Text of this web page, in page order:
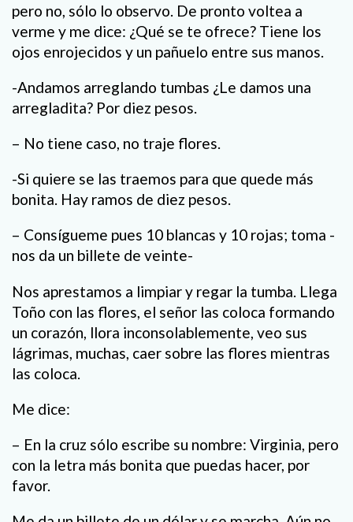
pero no, sólo lo observo. De pronto voltea a
verme y me dice: ¿Qué se te ofrece? Tiene los
ojos enrojecidos y un pañuelo entre sus manos.
-Andamos arreglando tumbas ¿Le damos una
arregladita? Por diez pesos.
– No tiene caso, no traje flores.
-Si quiere se las traemos para que quede más
bonita. Hay ramos de diez pesos.
– Consígueme pues 10 blancas y 10 rojas; toma -
nos da un billete de veinte-
Nos aprestamos a limpiar y regar la tumba. Llega
Toño con las flores, el señor las coloca formando
un corazón, llora inconsolablemente, veo sus
lágrimas, muchas, caer sobre las flores mientras
las coloca.
Me dice:
– En la cruz sólo escribe su nombre: Virginia, pero
con la letra más bonita que puedas hacer, por
favor.